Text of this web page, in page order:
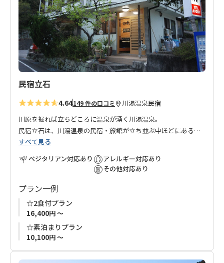
に
追
加
民宿立石
4.64149 件の口コミ 川湯温泉民宿
川原を掘れば立ちどころに温泉が湧く川湯温泉。
民宿立石は、川湯温泉の民宿・旅館が立ち並ぶ中ほどにある家
庭的なお宿です。
館内のお風呂はもちろん温泉ですが、隣にある公衆浴場もご利
用いただけます。お食事は地元で採れた天然鮎など、季節の食
材・天然の食材を用いた宿自慢の和食会席で心をこめておもて
なしいたします。
熊野古道歩きや鮎釣り・レジャーでご利用ください。
すべて見る
ベジタリアン対応あり
アレルギー対応あり
その他対応あり
プラン一例
☆2食付プラン
16,400円 ～
☆素泊まりプラン
10,100円 ～